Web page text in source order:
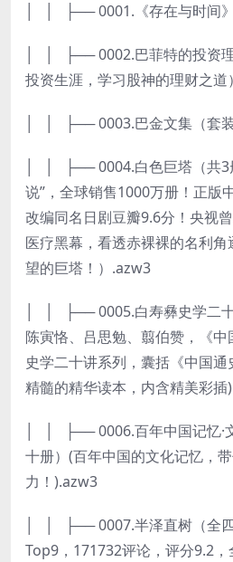
│ │ ├── 0001.《存在与时间
│ │ ├── 0002.巴菲特的投资
投资生涯，学习股神的理财之
│ │ ├── 0003.巴金文集（套
│ │ ├── 0004.白色巨塔（共3
说”，全球销售1000万册！正版
改编同名日剧豆瓣9.6分！央视
医疗黑幕，看透赤裸裸的名利
望的巨塔！）.azw3
│ │ ├── 0005.白寿彝史学二
陈寅恪、吕思勉、翦伯赞，《
史学二十讲系列，囊括《中国
精髓的精华读本，内含精美彩插
│ │ ├── 0006.百年中国记忆·
十册）(百年中国的文化记忆，
力！).azw3
│ │ ├── 0007.半泽直树（全
Top9，171732评论，评分9.2